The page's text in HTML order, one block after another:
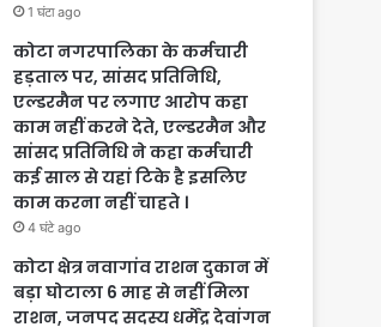
1 घंटा ago
कोटा नगरपालिका के कर्मचारी
हड़ताल पर, सांसद प्रतिनिधि,
एल्डरमैन पर लगाए आरोप कहा
काम नहीं करने देते, एल्डरमैन और
सांसद प्रतिनिधि ने कहा कर्मचारी
कई साल से यहां टिके है इसलिए
काम करना नहीं चाहते ।
4 घंटे ago
कोटा क्षेत्र नवागांव राशन दुकान में
बड़ा घोटाला 6 माह से नहीं मिला
राशन, जनपद सदस्य धर्मेंद्र देवांगन